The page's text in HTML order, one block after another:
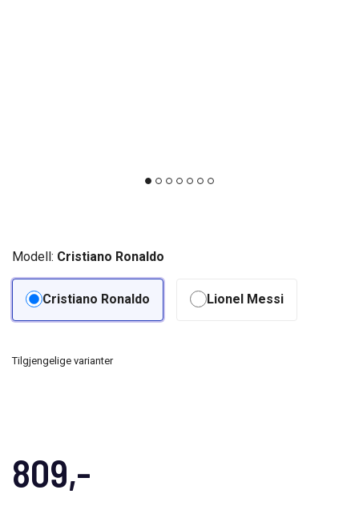
809,-
Modell: Cristiano Ronaldo
Cristiano Ronaldo Lionel Messi
Tilgjengelige varianter